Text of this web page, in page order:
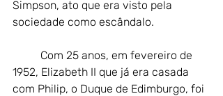
Simpson, ato que era visto pela
sociedade como escândalo.
Com 25 anos, em fevereiro de
1952, Elizabeth II que já era casada
com Philip, o Duque de Edimburgo, foi